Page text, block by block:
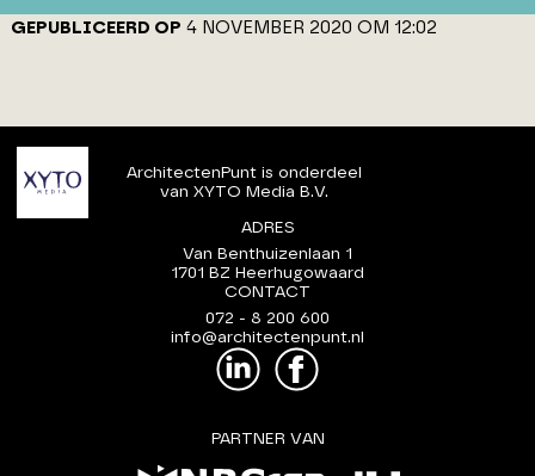
GEPUBLICEERD OP 4 NOVEMBER 2020 OM 12:02
ArchitectenPunt is onderdeel
van XYTO Media B.V.
ADRES
Van Benthuizenlaan 1
1701 BZ Heerhugowaard
CONTACT
072 - 8 200 600
info@architectenpunt.nl
PARTNER VAN